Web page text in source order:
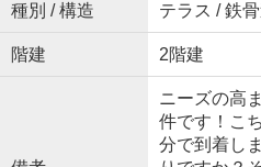
種別 / 構造 テラス / 鉄
階建 2階建
ニーズの高
件です！こ
分で到着し